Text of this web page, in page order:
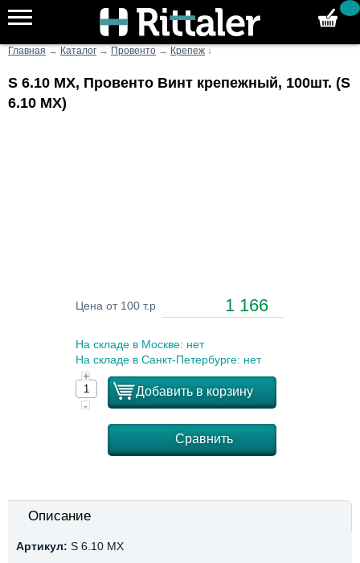
Главная → Каталог → Провенто → Крепеж ↓
S 6.10 MX, Провенто Винт крепежный, 100шт. (S
6.10 MX)
Цена от 100 т.р 1 166
На складе в Москве: нет
На складе в Санкт-Петербурге: нет
+
-
Добавить в корзину
Сравнить
Описание
Артикул: S 6.10 MX